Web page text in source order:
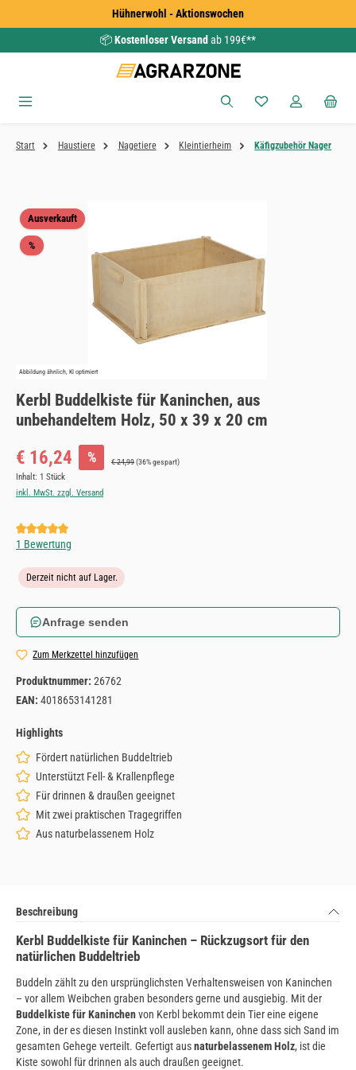
Zum Hauptinhalt springenHühnerwohl - Aktionswochen
📦Kostenloser Versand ab 199€**
Du hast 0
Start Haustiere Nagetiere Kleintierheim Käfigzubehör Nager
Bildergalerie überspringen
Ausverkauft
%Rabatt
Abbildung ähnlich, KI optimiert
Kerbl Buddelkiste für Kaninchen, aus
unbehandeltem Holz, 50 x 39 x 20 cm
Verkaufspreis:
€ 16,24 % Regulärer Preis:
€ 24,99(36% gespart)
Inhalt: 1 Stück
inkl. MwSt. zzgl. Versand
Durchschnittliche Bewertung von 5 von 5 Sternen
1 Bewertung
Derzeit nicht auf Lager.
Anfrage senden
Zum Merkzettel hinzufügen
Produktnummer: 26762
EAN: 4018653141281
Highlights
Fördert natürlichen Buddeltrieb
Unterstützt Fell- & Krallenpflege
Für drinnen & draußen geeignet
Mit zwei praktischen Tragegriffen
Aus naturbelassenem Holz
Beschreibung
Kerbl Buddelkiste für Kaninchen – Rückzugsort für den
natürlichen Buddeltrieb
Buddeln zählt zu den ursprünglichsten Verhaltensweisen von Kaninchen
– vor allem Weibchen graben besonders gerne und ausgiebig. Mit der
Buddelkiste für Kaninchenvon Kerbl bekommt dein Tier eine eigene
Zone, in der es diesen Instinkt voll ausleben kann, ohne dass sich Sand im
gesamten Gehege verteilt. Gefertigt ausnaturbelassenem Holz, ist die
Kiste sowohl für drinnen als auch draußen geeignet.